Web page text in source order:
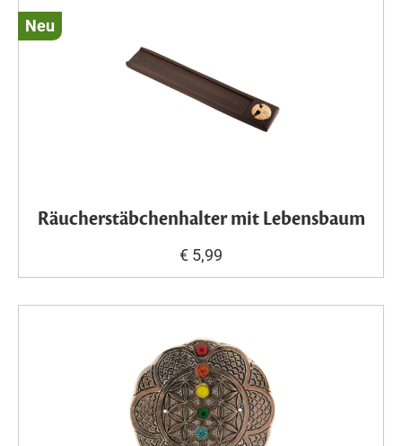
Neu
Räucherstäbchenhalter mit Lebensbaum
€ 5,99